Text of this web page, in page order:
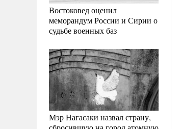
Востоковед оценил
меморандум России и Сирии о
судьбе военных баз
Мэр Нагасаки назвал страну,